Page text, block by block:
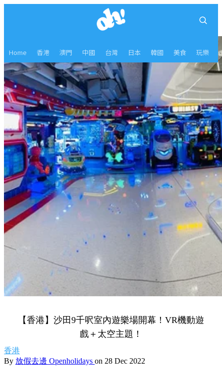
Home 香港 澳門 中國 台灣 日本 韓國 美食 玩樂
【香港】沙田9千呎室內遊樂場開幕！VR機動遊
戲＋太空主題！
香港
By 放假去邊 Openholidays on 28 Dec 2022